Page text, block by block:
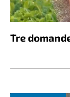
Tre